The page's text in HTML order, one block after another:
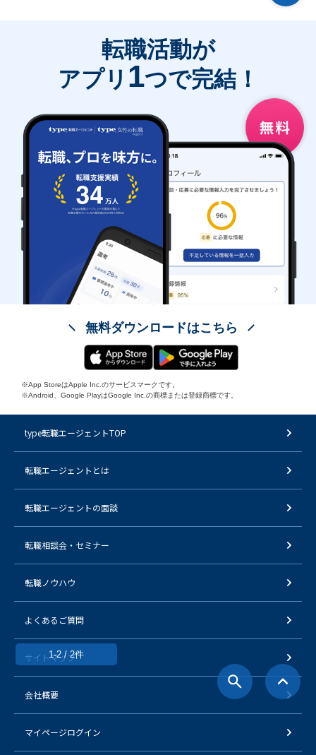
1-2 / 2件
転職活動が
アプリ 1つで完結！
無料ダウンロードはこちら
※App StoreはApple Inc.のサービスマークです。
※Android、Google PlayはGoogle Inc.の商標または登録商標です。
type転職エージェントTOP
転職エージェントとは
転職エージェントの面談
転職相談会・セミナー
転職ノウハウ
よくあるご質問
サイトマップ
会社概要
マイページログイン